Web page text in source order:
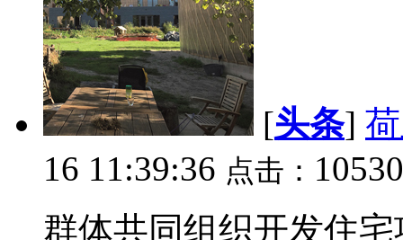
[头条]
16 11:39:36 点击：
群体共同组织开发住